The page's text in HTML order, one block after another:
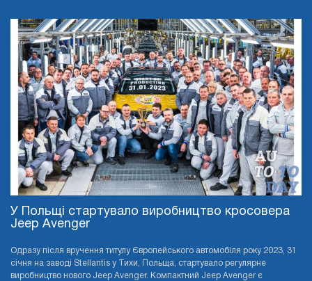
У Польщі стартувало виробництво кросовера
Jeep Avenger
Одразу після вручення титулу Європейського автомобіля року 2023, 31
січня на заводі Stellantis у Тихи, Польща, стартувало регулярне
виробництво нового Jeep Avenger. Компактний Jeep Avenger є